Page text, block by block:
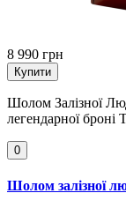
8 990 грн
Купити
Шолом Залізної
легендарної броні
0
Шолом залізної